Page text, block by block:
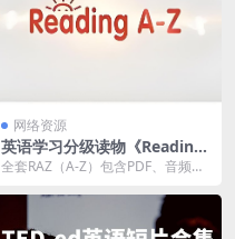
网络资源
英语学习分级读物《Reading
A-Z (视频+点读PDF+音频+练
全套RAZ（A-Z）包含PDF、音频M
点读笔的点...